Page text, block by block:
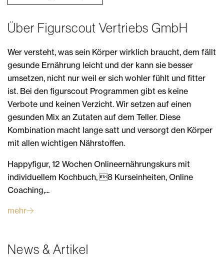
Über Figurscout Vertriebs GmbH
Wer versteht, was sein Körper wirklich braucht, dem fällt
gesunde Ernährung leicht und der kann sie besser
umsetzen, nicht nur weil er sich wohler fühlt und fitter
ist. Bei den figurscout Programmen gibt es keine
Verbote und keinen Verzicht. Wir setzen auf einen
gesunden Mix an Zutaten auf dem Teller. Diese
Kombination macht lange satt und versorgt den Körper
mit allen wichtigen Nährstoffen.
Happyfigur, 12 Wochen Onlineernährungskurs mit
individuellem Kochbuch, 8 Kurseinheiten, Online
Coaching,...
mehr
News & Artikel